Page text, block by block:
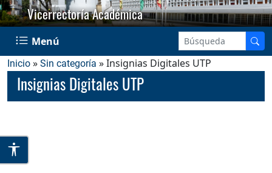
Vicerrectoría Académica
Menú
Inicio » Sin categoría » Insignias Digitales UTP
Insignias Digitales UTP